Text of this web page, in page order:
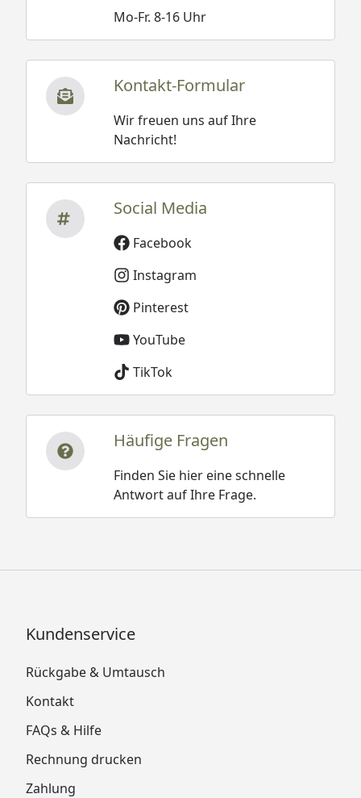
Mo-Fr. 8-16 Uhr
Kontakt-Formular
Wir freuen uns auf Ihre
Nachricht!
Social Media
Facebook
Instagram
Pinterest
YouTube
TikTok
Häufige Fragen
Finden Sie hier eine schnelle
Antwort auf Ihre Frage.
Kundenservice
Rückgabe & Umtausch
Kontakt
FAQs & Hilfe
Rechnung drucken
Zahlung